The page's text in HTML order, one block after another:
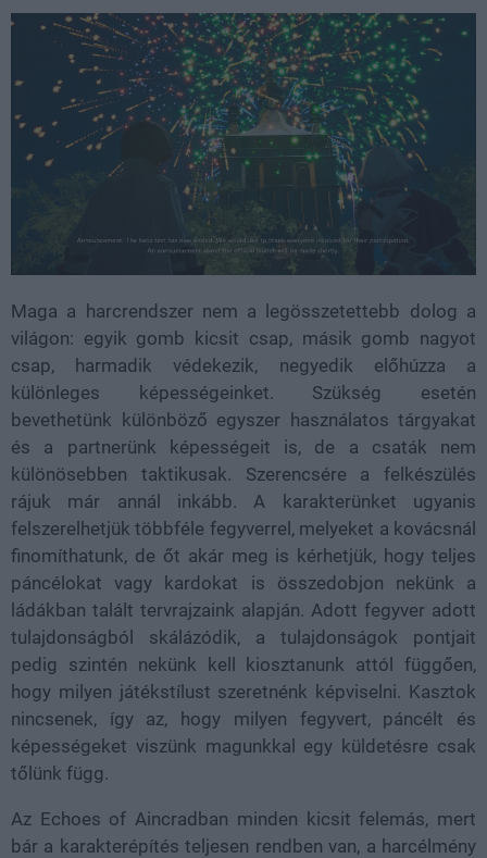
Maga a harcrendszer nem a legösszetettebb dolog a
világon: egyik gomb kicsit csap, másik gomb nagyot
csap, harmadik védekezik, negyedik előhúzza a
különleges képességeinket. Szükség esetén
bevethetünk különböző egyszer használatos tárgyakat
és a partnerünk képességeit is, de a csaták nem
különösebben taktikusak. Szerencsére a felkészülés
rájuk már annál inkább. A karakterünket ugyanis
felszerelhetjük többféle fegyverrel, melyeket a kovácsnál
finomíthatunk, de őt akár meg is kérhetjük, hogy teljes
páncélokat vagy kardokat is összedobjon nekünk a
ládákban talált tervrajzaink alapján. Adott fegyver adott
tulajdonságból skálázódik, a tulajdonságok pontjait
pedig szintén nekünk kell kiosztanunk attól függően,
hogy milyen játékstílust szeretnénk képviselni. Kasztok
nincsenek, így az, hogy milyen fegyvert, páncélt és
képességeket viszünk magunkkal egy küldetésre csak
tőlünk függ.
Az Echoes of Aincradban minden kicsit felemás, mert
bár a karakterépítés teljesen rendben van, a harcélmény